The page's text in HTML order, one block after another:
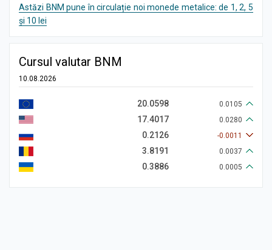
Astăzi BNM pune în circulație noi monede metalice: de 1, 2, 5
și 10 lei
Cursul valutar BNM
10.08.2026
20.0598 0.0105
17.4017 0.0280
0.2126 -0.0011
3.8191 0.0037
0.3886 0.0005